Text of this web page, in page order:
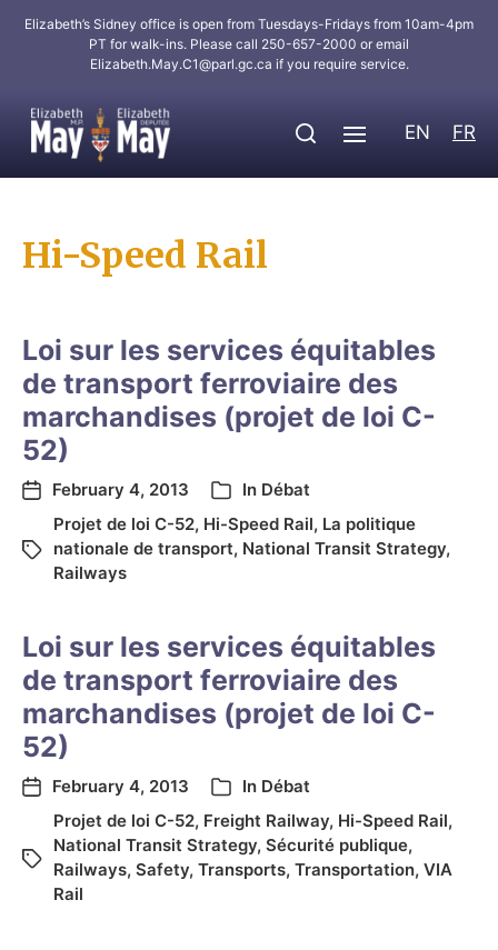
Elizabeth’s Sidney office is open from Tuesdays-Fridays from 10am-4pm
PT for walk-ins. Please call 250-657-2000 or email
Elizabeth.May.C1@parl.gc.ca if you require service.
EN FR
Hi-Speed Rail
Loi sur les services équitables
de transport ferroviaire des
marchandises (projet de loi C-
52)
February 4, 2013 In Débat
Projet de loi C-52, Hi-Speed Rail, La politique
nationale de transport, National Transit Strategy,
Railways
Loi sur les services équitables
de transport ferroviaire des
marchandises (projet de loi C-
52)
February 4, 2013 In Débat
Projet de loi C-52, Freight Railway, Hi-Speed Rail,
National Transit Strategy, Sécurité publique,
Railways, Safety, Transports, Transportation, VIA
Rail